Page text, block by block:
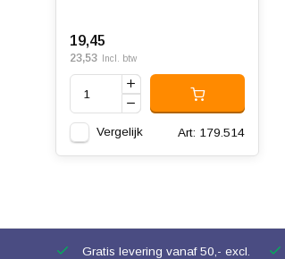
19,45
23,53 Incl. btw
Vergelijk Art: 179.514
Gratis levering vanaf 50,- excl.